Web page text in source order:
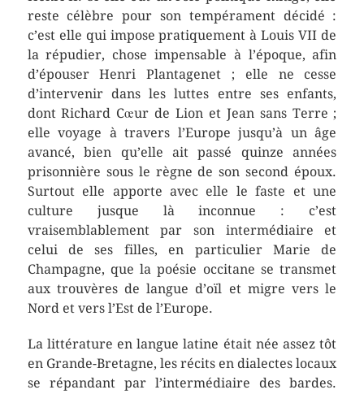
reste célèbre pour son tempérament décidé :
c’est elle qui impose pratiquement à Louis VII de
la répudier, chose impensable à l’époque, afin
d’épouser Henri Plantagenet ; elle ne cesse
d’intervenir dans les luttes entre ses enfants,
dont Richard Cœur de Lion et Jean sans Terre ;
elle voyage à travers l’Europe jusqu’à un âge
avancé, bien qu’elle ait passé quinze années
prisonnière sous le règne de son second époux.
Surtout elle apporte avec elle le faste et une
culture jusque là inconnue : c’est
vraisemblablement par son intermédiaire et
celui de ses filles, en particulier Marie de
Champagne, que la poésie occitane se transmet
aux trouvères de langue d’oïl et migre vers le
Nord et vers l’Est de l’Europe.
La littérature en langue latine était née assez tôt
en Grande-Bretagne, les récits en dialectes locaux
se répandant par l’intermédiaire des bardes.